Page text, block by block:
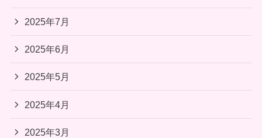
2025年7月
2025年6月
2025年5月
2025年4月
2025年3月